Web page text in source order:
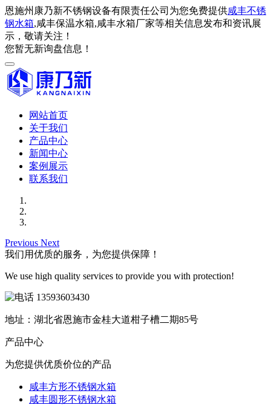
恩施州康乃新不锈钢设备有限责任公司为您免费提供咸丰不锈
钢水箱,咸丰保温水箱,咸丰水箱厂家等相关信息发布和资讯展
示，敬请关注！
您暂无新询盘信息！
网站首页
关于我们
产品中心
新闻中心
案例展示
联系我们
Previous Next
我们用优质的服务，为您提供保障！
We use high quality services to provide you with protection!
13593603430
地址：湖北省恩施市金桂大道柑子槽二期85号
产品中心
为您提供优质价位的产品
咸丰方形不锈钢水箱
咸丰圆形不锈钢水箱